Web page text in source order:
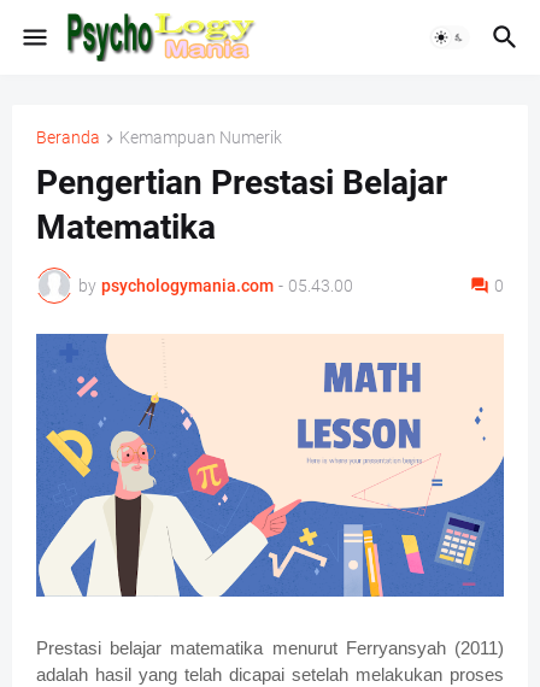
Beranda Kemampuan Numerik
Pengertian Prestasi Belajar
Matematika
by psychologymania.com - 05.43.00 0
Prestasi belajar matematika menurut Ferryansyah (2011)
adalah hasil yang telah dicapai setelah melakukan proses